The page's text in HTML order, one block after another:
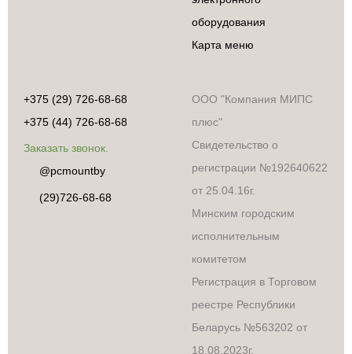
оборудования
Карта меню
+375 (29) 726-68-68
+375 (44) 726-68-68
Заказать звонок.
@pcmountby
(29)726-68-68
ООО "Компания МИПС
плюс"
Свидетельство о
регистрации №192640622
от 25.04.16г.
Минским городским
исполнительным
комитетом
Регистрация в Торговом
реестре Республики
Беларусь №563202 от
18.08.2023г.